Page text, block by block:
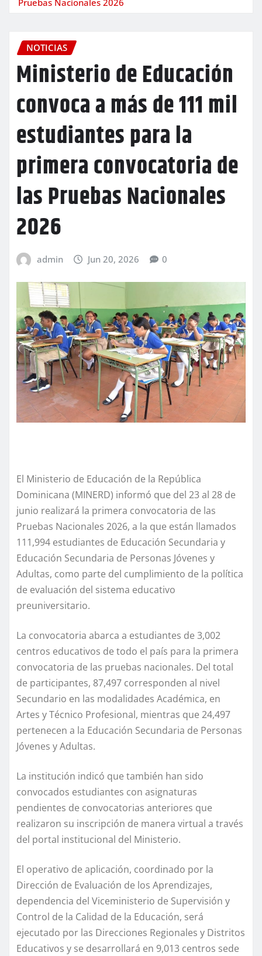
NOTICIAS
Ministerio de Educación
convoca a más de 111 mil
estudiantes para la
primera convocatoria de
las Pruebas Nacionales
2026
admin Jun 20, 2026 0
El Ministerio de Educación de la República
Dominicana (MINERD) informó que del 23 al 28 de
junio realizará la primera convocatoria de las
Pruebas Nacionales 2026, a la que están llamados
111,994 estudiantes de Educación Secundaria y
Educación Secundaria de Personas Jóvenes y
Adultas, como parte del cumplimiento de la política
de evaluación del sistema educativo
preuniversitario.
La convocatoria abarca a estudiantes de 3,002
centros educativos de todo el país para la primera
convocatoria de las pruebas nacionales. Del total
de participantes, 87,497 corresponden al nivel
Secundario en las modalidades Académica, en
Artes y Técnico Profesional, mientras que 24,497
pertenecen a la Educación Secundaria de Personas
Jóvenes y Adultas.
La institución indicó que también han sido
convocados estudiantes con asignaturas
pendientes de convocatorias anteriores que
realizaron su inscripción de manera virtual a través
del portal institucional del Ministerio.
El operativo de aplicación, coordinado por la
Dirección de Evaluación de los Aprendizajes,
dependencia del Viceministerio de Supervisión y
Control de la Calidad de la Educación, será
ejecutado por las Direcciones Regionales y Distritos
Educativos y se desarrollará en 9,013 centros sede